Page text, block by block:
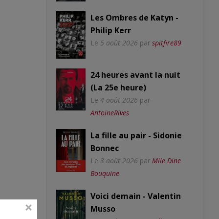
Les Ombres de Katyn -
Philip Kerr
Le 5 août 2026 par spitfire89
24 heures avant la nuit
(La 25e heure)
Le 4 août 2026 par
AntoineRives
La fille au pair - Sidonie
Bonnec
Le 3 août 2026 par Mlle Dine
Bouquine
Voici demain - Valentin
Musso